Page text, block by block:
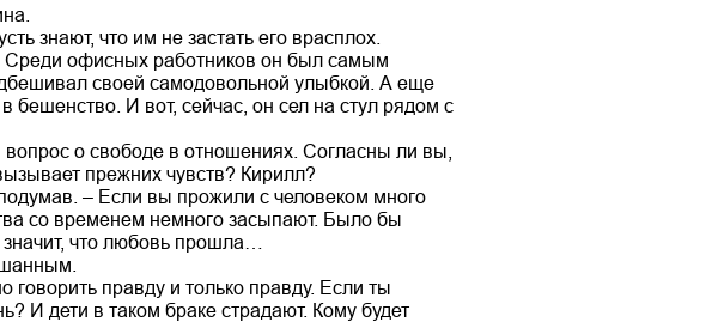
знают, что им не застать его врасплох.
офисных работников он был самым
своей самодовольной улыбкой. А еще
И вот, сейчас, он сел на стул рядом с
о свободе в отношениях. Согласны ли вы,
прежних чувств? Кирилл?
– Если вы прожили с человеком много
со временем немного засыпают. Было бы
что любовь прошла…
правду и только правду. Если ты
И дети в таком браке страдают. Кому будет